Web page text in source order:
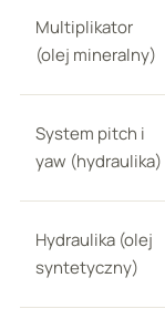
Multiplikator
(olej mineralny)
System pitch i
yaw (hydraulika)
Hydraulika (olej
syntetyczny)